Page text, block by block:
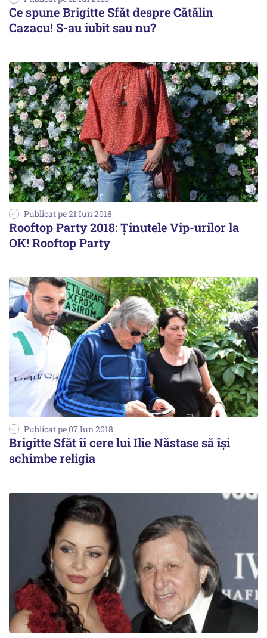
Ce spune Brigitte Sfăt despre Cătălin
Cazacu! S-au iubit sau nu?
Publicat pe 21 Iun 2018
Rooftop Party 2018: Ţinutele Vip-urilor la
OK! Rooftop Party
Publicat pe 07 Iun 2018
Brigitte Sfăt îi cere lui Ilie Năstase să își
schimbe religia